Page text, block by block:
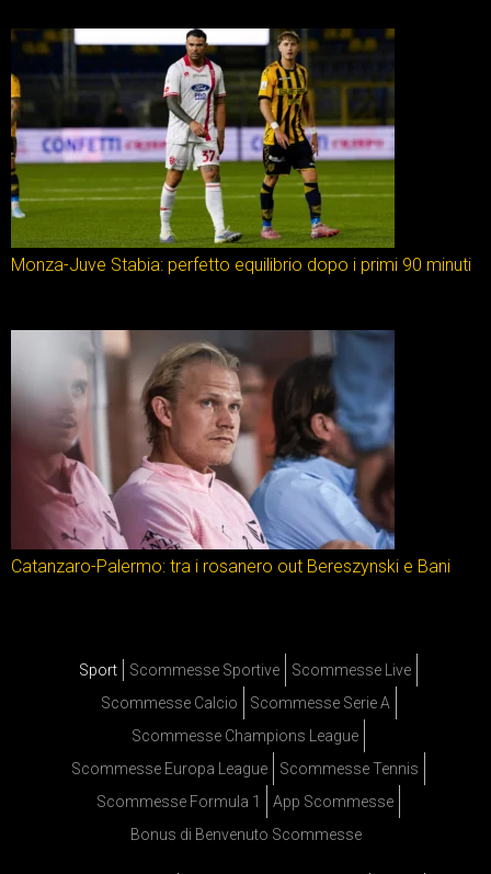
Monza-Juve Stabia: perfetto equilibrio dopo i primi 90 minuti
Catanzaro-Palermo: tra i rosanero out Bereszynski e Bani
Sport Scommesse Sportive
Scommesse Live
Scommesse Calcio
Scommesse Serie A
Scommesse Champions League
Scommesse Europa League
Scommesse Tennis
Scommesse Formula 1
App Scommesse
Bonus di Benvenuto Scommesse